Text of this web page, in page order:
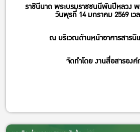
ราชินีนาถ พระบรมราชชนนีพันปีหลวง พ
วันพุรที่ 14 มกราคม 2569 เว
ณ บริเวณด้านหน้าอาคารสารนิ
จัดทําโดย งานสื่อสารอง